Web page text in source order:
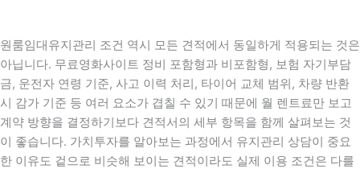
원룸임대유지관리 조건 역시 모든 견적에서 동일하게 적용되는 것은
아닙니다. 무료영화사이트 정비 포함형과 비포함형, 보험 자기부담
금, 운전자 연령 기준, 사고 이력 처리, 타이어 교체 범위, 차량 반환
시 감가 기준 등 여러 요소가 겹칠 수 있기 때문에 월 렌트료만 보고
계약 방향을 결정하기보다 견적서의 세부 항목을 함께 살펴보는 것
이 좋습니다. 가치투자를 알아보는 과정에서 유지관리 상담이 중요
한 이유도 겉으로 비슷해 보이는 견적이라도 실제 이용 조건은 다를